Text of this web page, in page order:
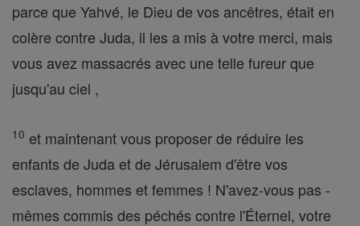
parce que Yahvé, le Dieu de vos ancêtres, était en
colère contre Juda, il les a mis à votre merci, mais
vous avez massacrés avec une telle fureur que
jusqu'au ciel ,
10 et maintenant vous proposer de réduire les
enfants de Juda et de Jérusalem d'être vos
esclaves, hommes et femmes ! N'avez-vous pas -
mêmes commis des péchés contre l'Éternel, votre